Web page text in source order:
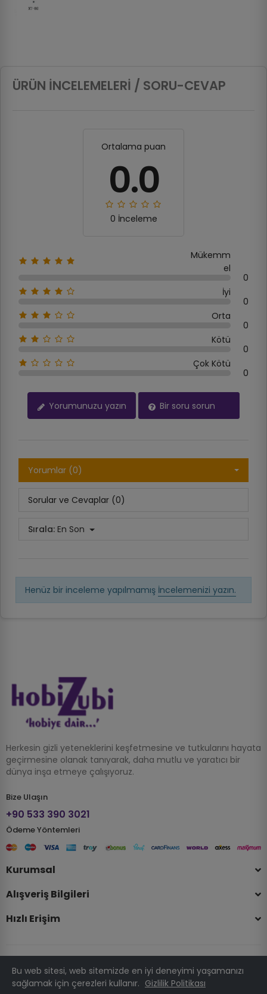
ÜRÜN İNCELEMELERI / SORU-CEVAP
Ortalama puan
0.0
0 İnceleme
Mükemm
el
0
İyi
0
Orta
0
Kötü
0
Çok Kötü
0
Yorumunuzu yazın Bir soru sorun
Yorumlar (0)
Sorular ve Cevaplar (0)
Sırala: En Son
Henüz bir inceleme yapılmamış İncelemenizi yazın.
Herkesin gizli yeteneklerini keşfetmesine ve tutkularını hayata
geçirmesine olanak tanıyarak, daha mutlu ve yaratıcı bir
dünya inşa etmeye çalışıyoruz.
Bize Ulaşın
+90 533 390 3021
Ödeme Yöntemleri
Kurumsal
Alışveriş Bilgileri
Hızlı Erişim
© 2025 Telif Hakkı Hobizubi.com . Tüm Hakları Saklıdır.
Bu web sitesi, web sitemizde en iyi deneyimi yaşamanızı
sağlamak için çerezleri kullanır. Gizlilik Politikası